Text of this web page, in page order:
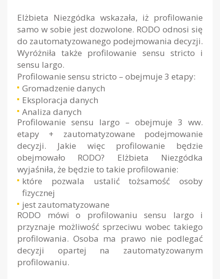
Elżbieta Niezgódka wskazała, iż profilowanie
samo w sobie jest dozwolone. RODO odnosi się
do zautomatyzowanego podejmowania decyzji.
Wyróżniła także profilowanie sensu stricto i
sensu largo.
Profilowanie sensu stricto – obejmuje 3 etapy:
Gromadzenie danych
Eksploracja danych
Analiza danych
Profilowanie sensu largo – obejmuje 3 ww.
etapy + zautomatyzowane podejmowanie
decyzji. Jakie więc profilowanie będzie
obejmowało RODO? Elżbieta Niezgódka
wyjaśniła, że będzie to takie profilowanie:
które pozwala ustalić tożsamość osoby
fizycznej
jest zautomatyzowane
RODO mówi o profilowaniu sensu largo i
przyznaje możliwość sprzeciwu wobec takiego
profilowania. Osoba ma prawo nie podlegać
decyzji opartej na zautomatyzowanym
profilowaniu.